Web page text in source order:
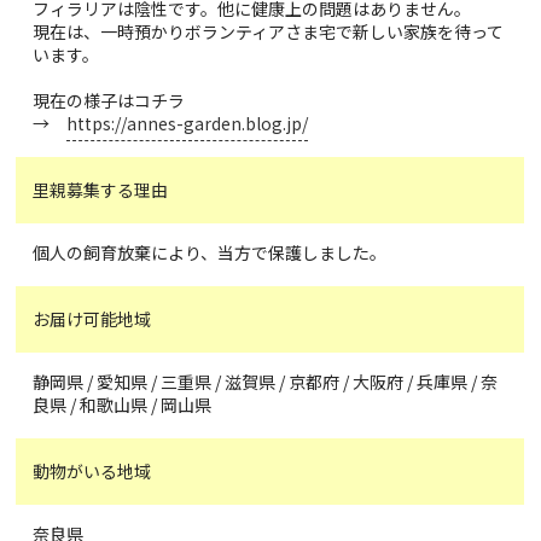
フィラリアは陰性です。他に健康上の問題はありません。
現在は、一時預かりボランティアさま宅で新しい家族を待って
います。
現在の様子はコチラ
→ https://annes-garden.blog.jp/
里親募集する理由
個人の飼育放棄により、当方で保護しました。
お届け可能地域
静岡県 / 愛知県 / 三重県 / 滋賀県 / 京都府 / 大阪府 / 兵庫県 / 奈
良県 / 和歌山県 / 岡山県
動物がいる地域
奈良県